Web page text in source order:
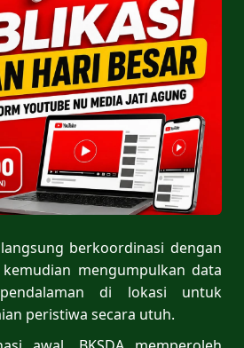
berkoordinasi dengan
mengumpulkan data
di lokasi untuk
peristiwa secara utuh.